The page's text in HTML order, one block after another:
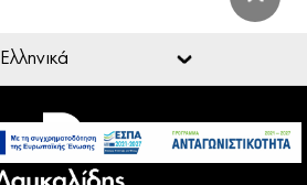
Προσθήκη στο καλάθι
Ελληνικά
Ελληνικά
English